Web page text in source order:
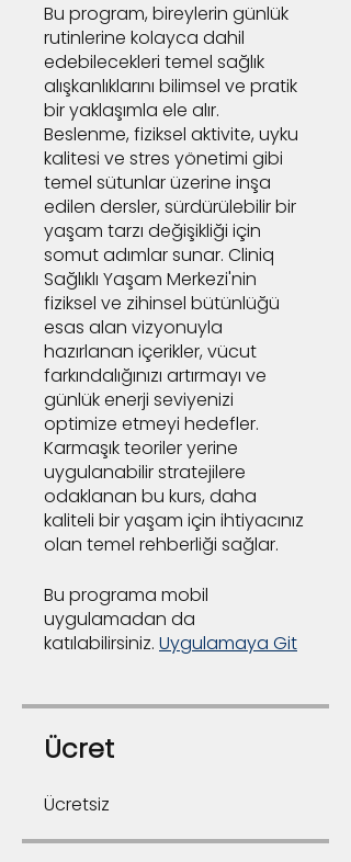
Bu program, bireylerin günlük
rutinlerine kolayca dahil
edebilecekleri temel sağlık
alışkanlıklarını bilimsel ve pratik
bir yaklaşımla ele alır.
Beslenme, fiziksel aktivite, uyku
kalitesi ve stres yönetimi gibi
temel sütunlar üzerine inşa
edilen dersler, sürdürülebilir bir
yaşam tarzı değişikliği için
somut adımlar sunar. Cliniq
Sağlıklı Yaşam Merkezi'nin
fiziksel ve zihinsel bütünlüğü
esas alan vizyonuyla
hazırlanan içerikler, vücut
farkındalığınızı artırmayı ve
günlük enerji seviyenizi
optimize etmeyi hedefler.
Karmaşık teoriler yerine
uygulanabilir stratejilere
odaklanan bu kurs, daha
kaliteli bir yaşam için ihtiyacınız
olan temel rehberliği sağlar.
Bu programa mobil
uygulamadan da
katılabilirsiniz. Uygulamaya Git
Ücret
Ücretsiz